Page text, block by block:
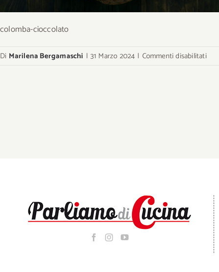
colomba-cioccolato
Di Marilena Bergamaschi | 31 Marzo 2024 | Commenti disabilitatisu